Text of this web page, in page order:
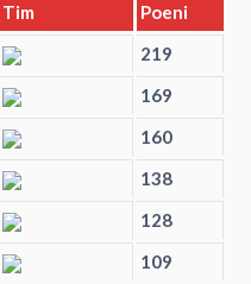
Tim
Poeni
219
169
160
138
128
109